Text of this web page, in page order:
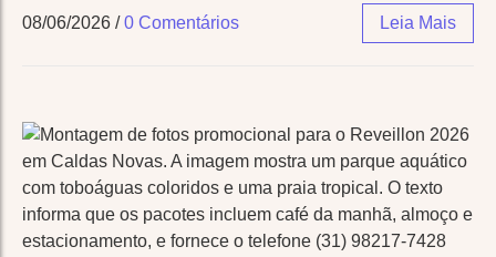
08/06/2026 / 0 Comentários Leia Mais